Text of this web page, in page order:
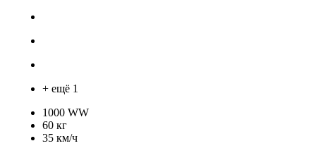
+ ещё 1
1000 WW
60 кг
35 км/ч